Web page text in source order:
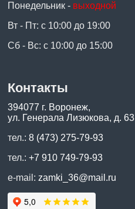
Понедельник - выходной
Вт - Пт: с 10:00 до 19:00
Сб - Вс: с 10:00 до 15:00
Контакты
394077 г. Воронеж,
ул. Генерала Лизюкова, д. 63
тел.:8 (473) 275-79-93
тел.:+7 910 749-79-93
e-mail: zamki_36@mail.ru